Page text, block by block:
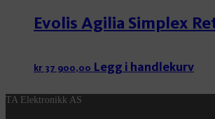
Evolis Agilia Simplex
kr 37 900,00 Legg i handlekurv
TA Elektronikk AS